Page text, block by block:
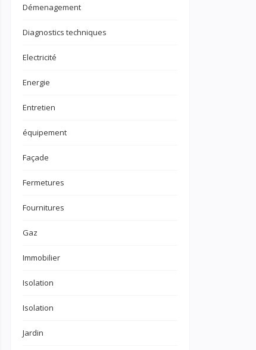
Démenagement
Diagnostics techniques
Electricité
Energie
Entretien
équipement
Façade
Fermetures
Fournitures
Gaz
Immobilier
Isolation
Isolation
Jardin